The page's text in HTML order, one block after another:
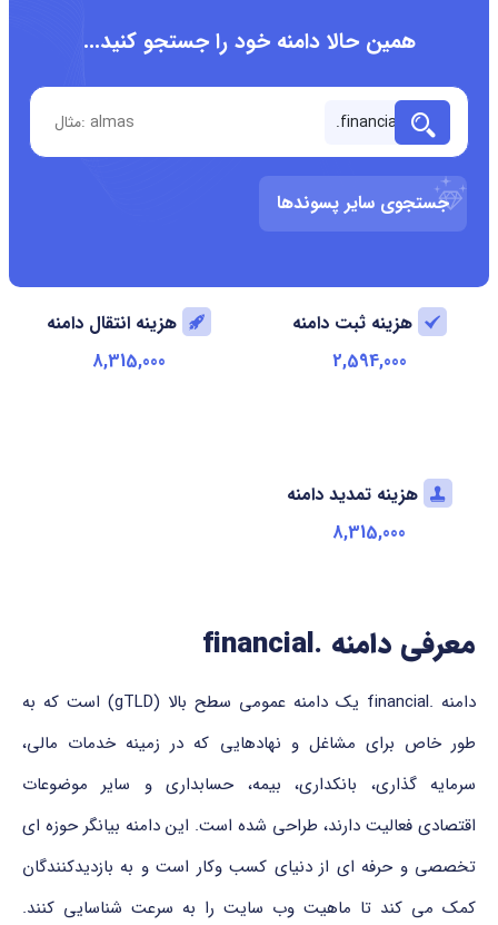
همین حالا دامنه خود را جستجو کنید...
جستجوی سایر پسوندها
هزینه ثبت دامنه
2,594,000
هزینه انتقال دامنه
8,315,000
هزینه تمدید دامنه
8,315,000
معرفی دامنه .financial
دامنه .financial یک دامنه عمومی سطح بالا (gTLD) است که به
طور خاص برای مشاغل و نهادهایی که در زمینه خدمات مالی،
سرمایه گذاری، بانکداری، بیمه، حسابداری و سایر موضوعات
اقتصادی فعالیت دارند، طراحی شده است. این دامنه بیانگر حوزه ای
تخصصی و حرفه ای از دنیای کسب وکار است و به بازدیدکنندگان
کمک می کند تا ماهیت وب سایت را به سرعت شناسایی کنند.